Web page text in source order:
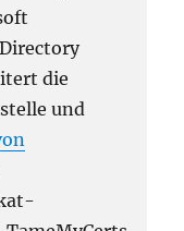
die
und